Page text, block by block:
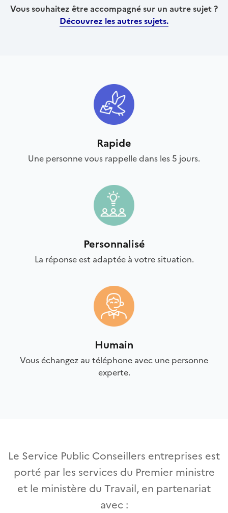
Vous souhaitez être accompagné sur un autre sujet ?
Découvrez les autres sujets.
Rapide
Une personne vous rappelle dans les 5 jours.
Personnalisé
La réponse est adaptée à votre situation.
Humain
Vous échangez au téléphone avec une personne
experte.
Le Service Public Conseillers entreprises est
porté par les services du Premier ministre
et le ministère du Travail, en partenariat
avec :